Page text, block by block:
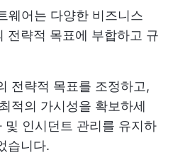
웨어는 다양한 비즈니스
전략적 목표에 부합하고 규
전략적 목표를 조정하고,
적의 가시성을 확보하세
및 인시던트 관리를 유지하
습니다.